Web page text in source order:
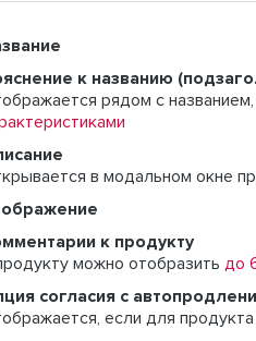
к названию
рядом с
в модальном окне
к продукту
можно отобразить до
согласия с
если для продукта